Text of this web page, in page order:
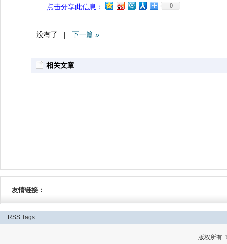
点击分享此信息：
0
没有了 | 下一篇 »
相关文章
友情链接：
RSS Tags
版权所有: